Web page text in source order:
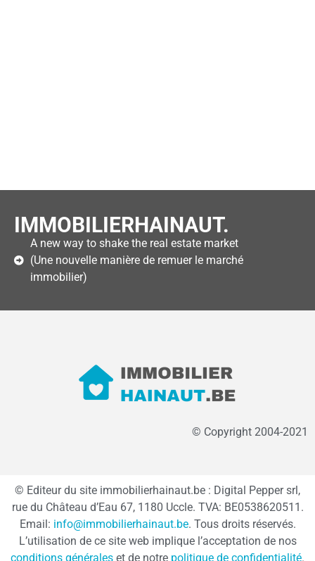
IMMOBILIERHAINAUT.
A new way to shake the real estate market
(Une nouvelle manière de remuer le marché
immobilier)
© Copyright 2004-2021
© Editeur du site immobilierhainaut.be : Digital Pepper srl,
rue du Château d’Eau 67, 1180 Uccle. TVA: BE0538620511.
Email: info@immobilierhainaut.be. Tous droits réservés.
L’utilisation de ce site web implique l’acceptation de nos
conditions générales et de notre politique de confidentialité.